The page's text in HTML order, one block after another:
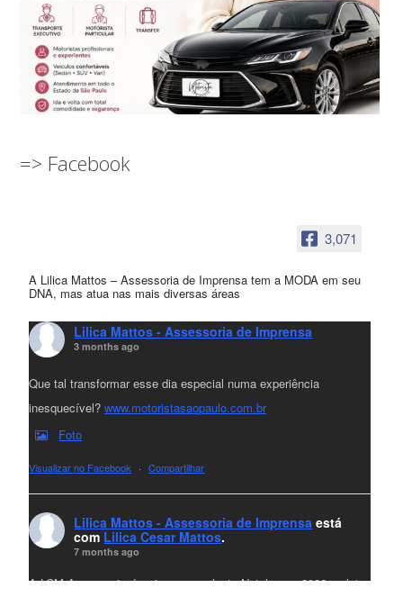
=> Facebook
3,071
A Lilica Mattos – Assessoria de Imprensa tem a MODA em seu
DNA, mas atua nas mais diversas áreas
Lilica Mattos - Assessoria de Imprensa
3 months ago
Que tal transformar esse dia especial numa experiência
inesquecível?www.motoristasaopaulo.com.br
Foto
Visualizar no Facebook · Compartilhar
Lilica Mattos - Assessoria de Imprensa está
com Lilica Cesar Mattos.
7 months ago
A LCM Assessoria deseja um excelente Natal e um 2026 repleto